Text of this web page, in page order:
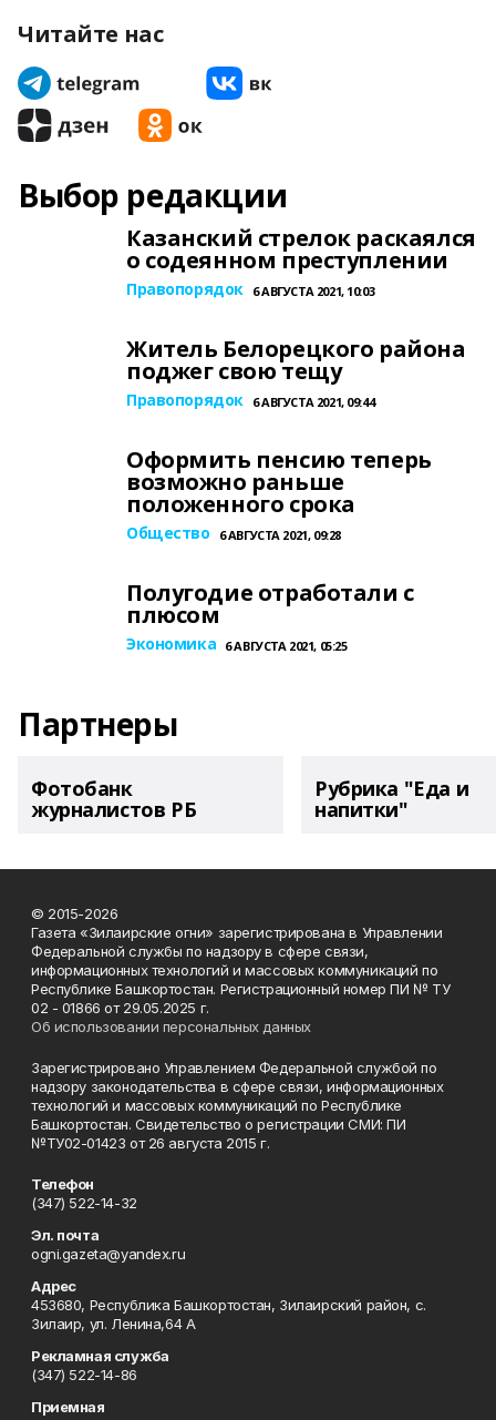
Читайте нас
Выбор редакции
Казанский стрелок раскаялся
о содеянном преступлении
Правопорядок 6 АВГУСТА 2021, 10:03
Житель Белорецкого района
поджег свою тещу
Правопорядок 6 АВГУСТА 2021, 09:44
Оформить пенсию теперь
возможно раньше
положенного срока
Общество 6 АВГУСТА 2021, 09:28
Полугодие отработали с
плюсом
Экономика 6 АВГУСТА 2021, 05:25
Партнеры
Фотобанк
журналистов РБ
Рубрика "Еда и
напитки"
© 2015-2026
Газета «Зилаирские огни» зарегистрирована в Управлении
Федеральной службы по надзору в сфере связи,
информационных технологий и массовых коммуникаций по
Республике Башкортостан. Регистрационный номер ПИ № ТУ
02 - 01866 от 29.05.2025 г.
Об использовании персональных данных
Зарегистрировано Управлением Федеральной службой по
надзору законодательства в сфере связи, информационных
технологий и массовых коммуникаций по Республике
Башкортостан. Свидетельство о регистрации СМИ: ПИ
№ТУ02-01423 от 26 августа 2015 г.
Телефон
(347) 522-14-32
Эл. почта
ogni.gazeta@yandex.ru
Адрес
453680, Республика Башкортостан, Зилаирский район, с.
Зилаир, ул. Ленина,64 А
Рекламная служба
(347) 522-14-86
Приемная